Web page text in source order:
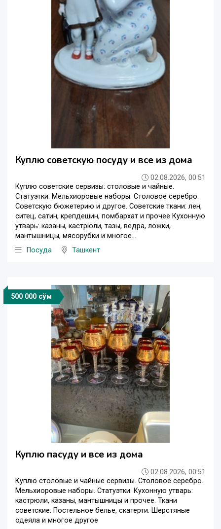
Куплю советскую посуду и все из дома
02.08.2026, 00:51
Куплю советские сервизы: столовые и чайные.
Статуэтки. Мельхиоровые наборы. Столовое серебро.
Советскую бюжетерию и другое. Советские ткани: лен,
ситец, сатин, крепдешин, помбархат и прочее Кухонную
утварь: казаны, кастрюли, тазы, ведра, ложки,
мантышницы, мясорубки и многое...
Посуда
Ташкент
500 000 сўм
Куплю пасуду и все из дома
02.08.2026, 00:51
Куплю столовые и чайные сервизы. Столовое серебро.
Мельхиоровые наборы. Статуэтки. Кухонную утварь:
кастрюли, казаны, мантышницы и прочее. Ткани
советские. Постельное белье, скатерти. Шерстяные
одеяла и многое другое